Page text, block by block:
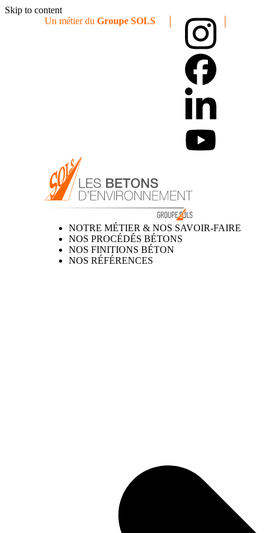
Skip to content
Un métier duGroupe SOLS
NOTRE MÉTIER & NOS SAVOIR-FAIRE
NOS PROCÉDÉS BÉTONS
NOS FINITIONS BÉTON
NOS RÉFÉRENCES